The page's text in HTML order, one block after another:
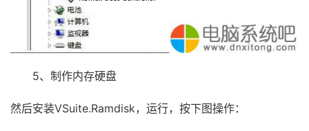
5、制作内存硬盘
然后安装VSuite.Ramdisk，运行，按下图操作：